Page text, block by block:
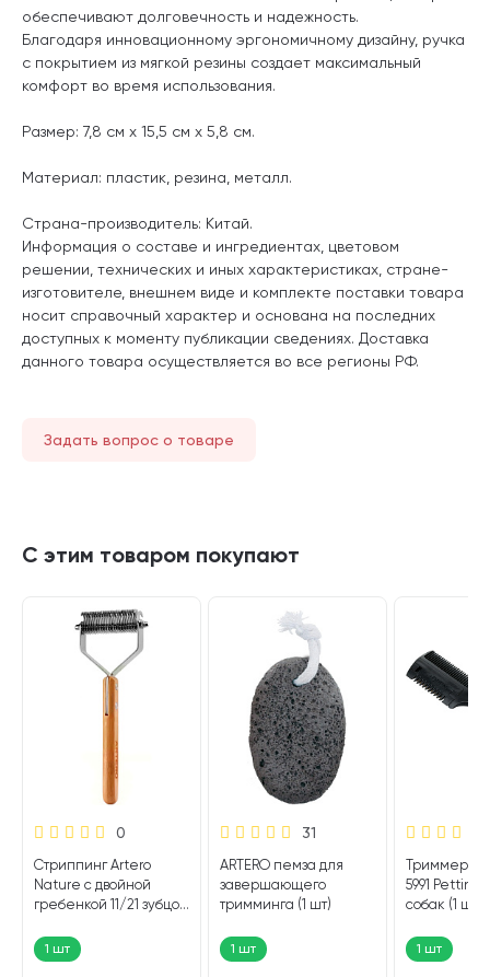
обеспечивают долговечность и надежность.
Благодаря инновационному эргономичному дизайну, ручка
с покрытием из мягкой резины создает максимальный
комфорт во время использования.
Размер: 7,8 см х 15,5 см х 5,8 см.
Материал: пластик, резина, металл.
Страна-производитель: Китай.
Информация о составе и ингредиентах, цветовом
решении, технических и иных характеристиках, стране-
изготовителе, внешнем виде и комплекте поставки товара
носит справочный характер и основана на последних
доступных к моменту публикации сведениях. Доставка
данного товара осуществляется во все регионы РФ.
Задать вопрос о товаре
С этим товаром покупают
0
Стриппинг Artero
Nature с двойной
гребенкой 11/21 зубцов
1 шт
31
ARTERO пемза для
завершающего
тримминга (1 шт)
1 шт
Триммер
5991 Pettine
собак (1 шт)
1 шт